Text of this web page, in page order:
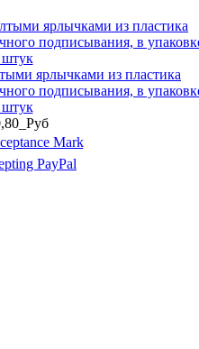
ярлычками из пластика
подписывания, в
штук